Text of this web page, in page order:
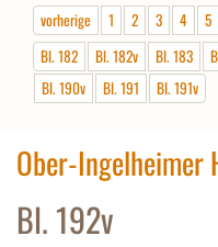
vorherige 1 2 3 4 5
Bl. 182
Bl. 182v Bl. 183
Bl. 190v
Bl. 191 Bl. 191v
Ober-Ingelheimer
Bl. 192v